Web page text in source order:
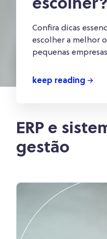
escolher?
Confira dicas
escolher a melhor
pequenas empresas
keep reading
ERP e
gestão